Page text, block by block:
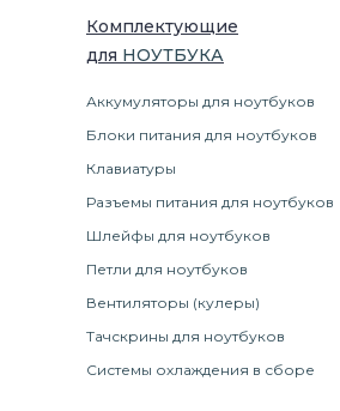
Комплектующие
для НОУТБУКА
Аккумуляторы для ноутбуков
Блоки питания для ноутбуков
Клавиатуры
Разъемы питания для ноутбуков
Шлейфы для ноутбуков
Петли для ноутбуков
Вентиляторы (кулеры)
Тачскрины для ноутбуков
Системы охлаждения в сборе